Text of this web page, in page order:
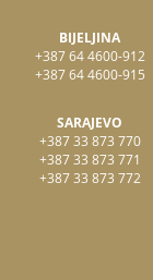
BIJELJINA
+387 64 4600-912
+387 64 4600-915
SARAJEVO
+387 33 873 770
+387 33 873 771
+387 33 873 772